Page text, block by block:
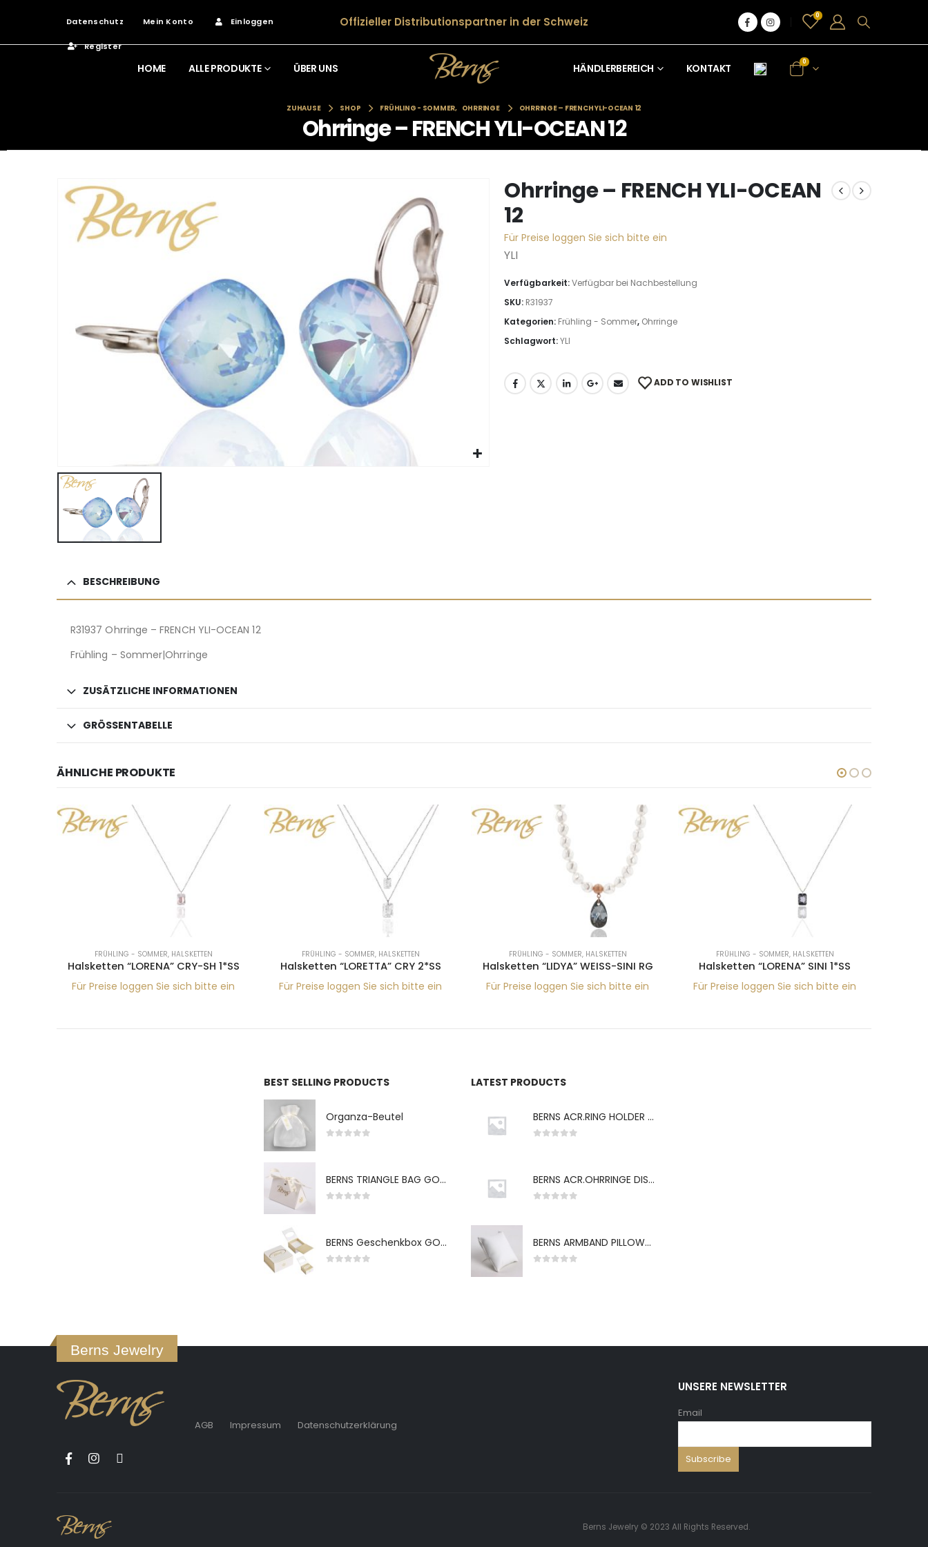
Datenschutz Mein Konto Einloggen
Register
Offizieller Distributionspartner in der Schweiz 0
HOME ALLE PRODUKTE ÜBER UNS HÄNDLERBEREICH KONTAKT
0
ZUHAUSE SHOP FRÜHLING - SOMMER, OHRRINGE OHRRINGE – FRENCH YLI-OCEAN 12
Ohrringe – FRENCH YLI-OCEAN 12
Ohrringe – FRENCH YLI-OCEAN
12
Für Preise loggen Sie sich bitte ein
YLI
Verfügbarkeit:Verfügbar bei Nachbestellung
SKU: R31937
Kategorien: Frühling - Sommer, Ohrringe
Schlagwort:YLI
ADD TO WISHLIST
BESCHREIBUNG
R31937 Ohrringe – FRENCH YLI-OCEAN 12
Frühling – Sommer|Ohrringe
ZUSÄTZLICHE INFORMATIONEN
GRÖSSENTABELLE
ÄHNLICHE PRODUKTE
FRÜHLING - SOMMER, HALSKETTEN
Halsketten “LORENA” CRY-SH 1*SS
Für Preise loggen Sie sich bitte ein
FRÜHLING - SOMMER, HALSKETTEN
Halsketten “LORETTA” CRY 2*SS
Für Preise loggen Sie sich bitte ein
FRÜHLING - SOMMER, HALSKETTEN
Halsketten “LIDYA” WEISS-SINI RG
Für Preise loggen Sie sich bitte ein
FRÜHLING - SOMMER, HALSKETTEN
Halsketten “LORENA” SINI 1*SS
Für Preise loggen Sie sich bitte ein
BEST SELLING PRODUCTS
Organza-Beutel
BERNS TRIANGLE BAG GO-WH "S" 7*5CM
BERNS Geschenkbox GO-WH 65*65*38MM FOR SMALL SETS
LATEST PRODUCTS
BERNS ACR.RING HOLDER 180*120MM FOR 9 RINGS
BERNS ACR.OHRRINGE DISP. 130*320MM FOR 36 PAIRS
BERNS ARMBAND PILLOW+HOLD.8*8 ,5 WH.PU
Berns Jewelry
AGB Impressum Datenschutzerklärung
UNSERE NEWSLETTER
Email
Berns Jewelry © 2023 All Rights Reserved.